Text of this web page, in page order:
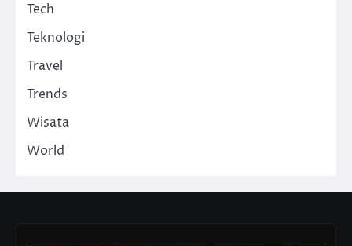
Tech
Teknologi
Travel
Trends
Wisata
World